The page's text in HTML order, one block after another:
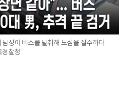
성이 버스를 탈취해 도심을 질주하다
찰청